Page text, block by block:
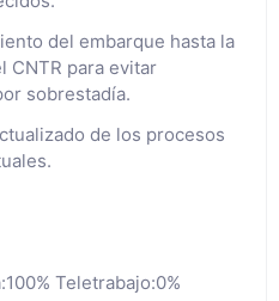
del embarque hasta la
CNTR para evitar
sobrestadía.
de los procesos
Teletrabajo:0%